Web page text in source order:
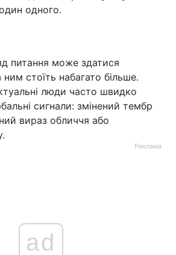
одного.
питання може здатися
стоїть набагато більше.
люди часто швидко
сигнали: змінений тембр
вираз обличчя або
Реклама
ad